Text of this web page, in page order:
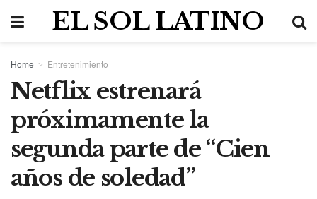
EL SOL LATINO
Home Entretenimiento
Netflix estrenará
próximamente la
segunda parte de “Cien
años de soledad”